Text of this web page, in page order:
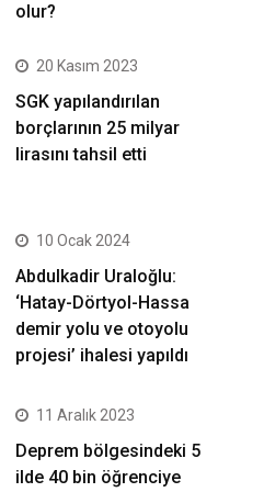
olur?
20 Kasım 2023
SGK yapılandırılan
borçlarının 25 milyar
lirasını tahsil etti
10 Ocak 2024
Abdulkadir Uraloğlu:
‘Hatay-Dörtyol-Hassa
demir yolu ve otoyolu
projesi’ ihalesi yapıldı
11 Aralık 2023
Deprem bölgesindeki 5
ilde 40 bin öğrenciye